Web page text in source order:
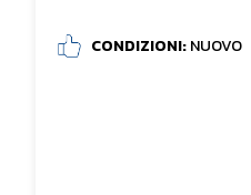
CONDIZIONI:NUOVO